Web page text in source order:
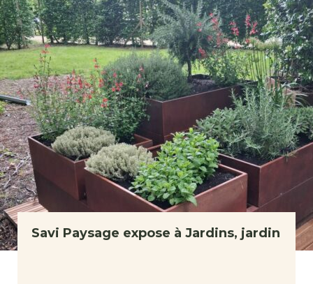
Savi Paysage expose à Jardins, jardin